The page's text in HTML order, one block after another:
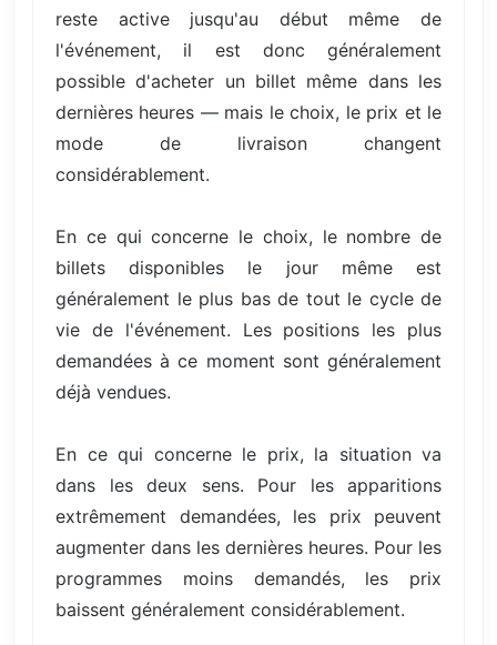
reste active jusqu'au début même de
l'événement, il est donc généralement
possible d'acheter un billet même dans les
dernières heures — mais le choix, le prix et le
mode de livraison changent
considérablement.
En ce qui concerne le choix, le nombre de
billets disponibles le jour même est
généralement le plus bas de tout le cycle de
vie de l'événement. Les positions les plus
demandées à ce moment sont généralement
déjà vendues.
En ce qui concerne le prix, la situation va
dans les deux sens. Pour les apparitions
extrêmement demandées, les prix peuvent
augmenter dans les dernières heures. Pour les
programmes moins demandés, les prix
baissent généralement considérablement.